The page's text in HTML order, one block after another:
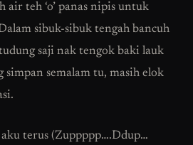
air teh ‘o’ panas nipis untuk
sibuk-sibuk tengah bancuh
saji nak tengok baki lauk
simpan semalam tu, masih elok
terus (Zuppppp….Ddup…